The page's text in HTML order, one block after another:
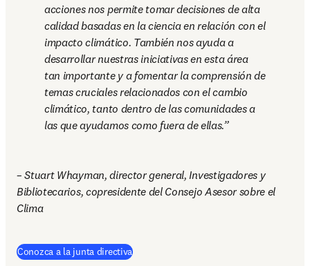
acciones nos permite tomar decisiones de alta
calidad basadas en la ciencia en relación con el
impacto climático. También nos ayuda a
desarrollar nuestras iniciativas en esta área
tan importante y a fomentar la comprensión de
temas cruciales relacionados con el cambio
climático, tanto dentro de las comunidades a
las que ayudamos como fuera de ellas.
– Stuart Whayman, director general, Investigadores y
Bibliotecarios, copresidente del Consejo Asesor sobre el
Clima
Conozca a la junta directiva